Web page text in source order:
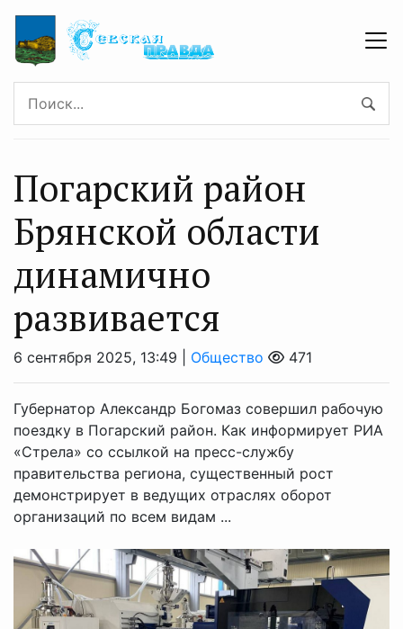
Погарский район
Брянской области
динамично
развивается
6 сентября 2025, 13:49 | Общество 471
Губернатор Александр Богомаз совершил рабочую
поездку в Погарский район. Как информирует РИА
«Стрела» со ссылкой на пресс-службу
правительства региона, существенный рост
демонстрирует в ведущих отраслях оборот
организаций по всем видам ...